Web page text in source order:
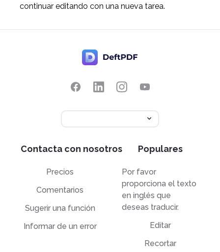
continuar editando con una nueva tarea.
Contacta con nosotros
Precios
Comentarios
Sugerir una función
Informar de un error
Populares
Por favor
proporciona el texto
en inglés que
deseas traducir.
Editar
Recortar